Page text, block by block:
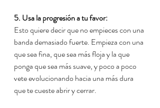
5. Usa la progresión a tu favor:
Esto quiere decir que no empieces con una
banda demasiado fuerte. Empieza con una
que sea fina, que sea más floja y la que
ponga que sea más suave, y poco a poco
vete evolucionando hacia una más dura
que te cueste abrir y cerrar.